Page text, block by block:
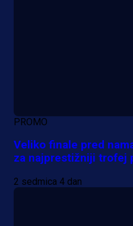
PROMO
Veliko finale pred
za najprestižniji trofej
2 sedmica 4 dan